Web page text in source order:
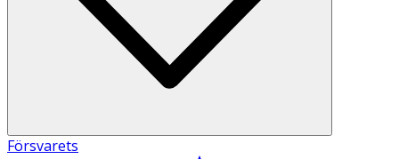
Försvarets